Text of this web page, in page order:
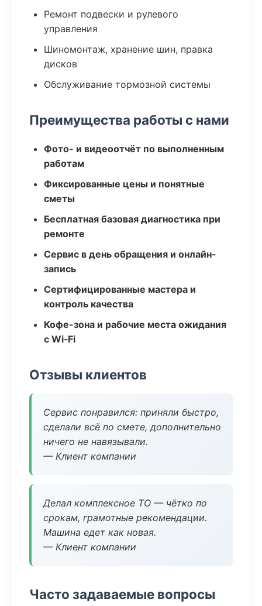
Ремонт подвески и рулевого
управления
Шиномонтаж, хранение шин, правка
дисков
Обслуживание тормозной системы
Преимущества работы с нами
Фото- и видеоотчёт по выполненным
работам
Фиксированные цены и понятные
сметы
Бесплатная базовая диагностика при
ремонте
Сервис в день обращения и онлайн-
запись
Сертифицированные мастера и
контроль качества
Кофе-зона и рабочие места ожидания
с Wi‑Fi
Отзывы клиентов
Сервис понравился: приняли быстро,
сделали всё по смете, дополнительно
ничего не навязывали.
— Клиент компании
Делал комплексное ТО — чётко по
срокам, грамотные рекомендации.
Машина едет как новая.
— Клиент компании
Часто задаваемые вопросы